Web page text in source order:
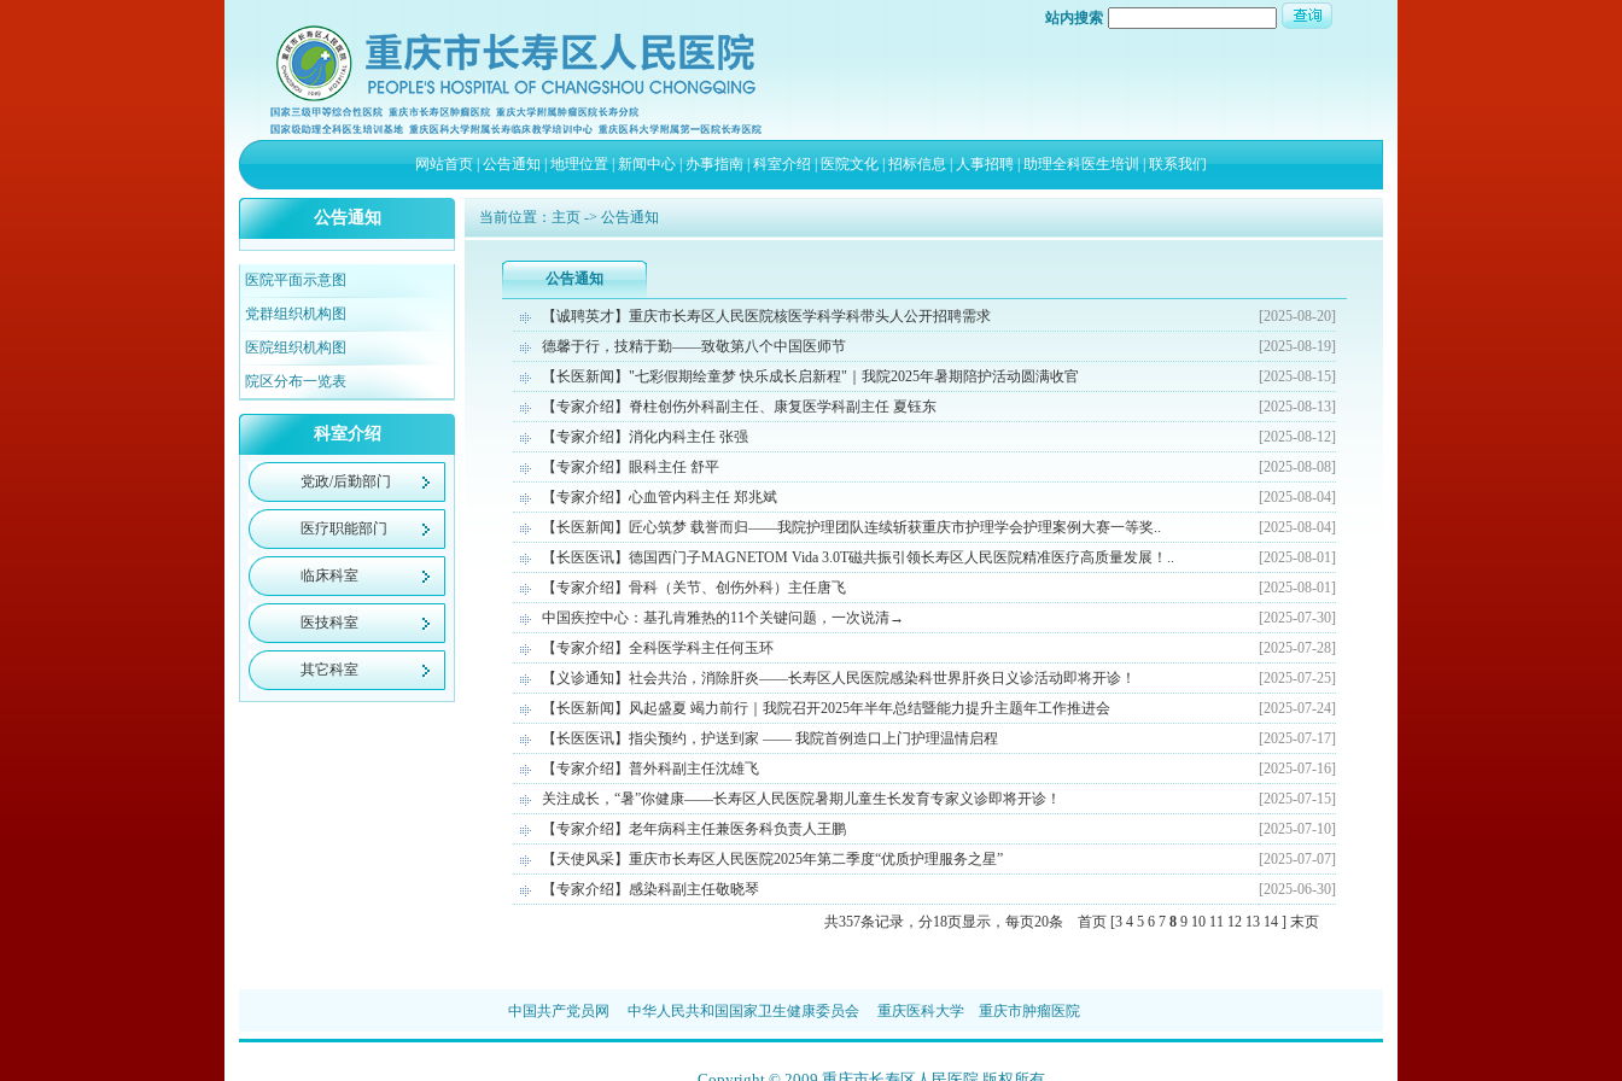
站内搜索
网站首页|公告通知|地理位置|新闻中心|办事指南|科室介绍|医院文化|招标信息|人事招聘|助理全科医生培训|联系我们
公告通知
医院平面示意图
党群组织机构图
医院组织机构图
院区分布一览表
科室介绍
党政/后勤部门
医疗职能部门
临床科室
医技科室
其它科室
当前位置： 主页 -> 公告通知
公告通知
【诚聘英才】重庆市长寿区人民医院核医学科学科带头人公开招聘需求
[2025-08-20]
德馨于行，技精于勤——致敬第八个中国医师节
[2025-08-19]
【长医新闻】"七彩假期绘童梦 快乐成长启新程"｜我院2025年暑期陪护活动圆满收官
[2025-08-15]
【专家介绍】脊柱创伤外科副主任、康复医学科副主任 夏钰东
[2025-08-13]
【专家介绍】消化内科主任 张强
[2025-08-12]
【专家介绍】眼科主任 舒平
[2025-08-08]
【专家介绍】心血管内科主任 郑兆斌
[2025-08-04]
【长医新闻】匠心筑梦 载誉而归——我院护理团队连续斩获重庆市护理学会护理案例大赛一等奖..
[2025-08-04]
【长医医讯】德国西门子MAGNETOM Vida 3.0T磁共振引领长寿区人民医院精准医疗高质量发展！..
[2025-08-01]
【专家介绍】骨科（关节、创伤外科）主任唐飞
[2025-08-01]
中国疾控中心：基孔肯雅热的11个关键问题，一次说清→
[2025-07-30]
【专家介绍】全科医学科主任何玉环
[2025-07-28]
【义诊通知】社会共治，消除肝炎——长寿区人民医院感染科世界肝炎日义诊活动即将开诊！
[2025-07-25]
【长医新闻】风起盛夏 竭力前行｜我院召开2025年半年总结暨能力提升主题年工作推进会
[2025-07-24]
【长医医讯】指尖预约，护送到家 —— 我院首例造口上门护理温情启程
[2025-07-17]
【专家介绍】普外科副主任沈雄飞
[2025-07-16]
关注成长，“暑”你健康——长寿区人民医院暑期儿童生长发育专家义诊即将开诊！
[2025-07-15]
【专家介绍】老年病科主任兼医务科负责人王鹏
[2025-07-10]
【天使风采】重庆市长寿区人民医院2025年第二季度“优质护理服务之星”
[2025-07-07]
【专家介绍】感染科副主任敬晓琴
[2025-06-30]
共357条记录，分18页显示，每页20条 首页[3 4 5 6 7 8 9 10 11 12 13 14] 末页
中国共产党员网 中华人民共和国国家卫生健康委员会 重庆医科大学 重庆市肿瘤医院